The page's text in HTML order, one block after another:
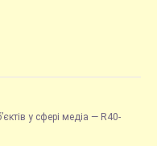
у сфері медіа — R40-